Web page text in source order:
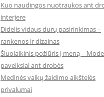
Kuo naudingos nuotraukos ant
interjere
Didelis vidaus durų pasirinkimas –
rankenos ir dizainas
Šiuolaikinis požiūris į meną –
paveikslai ant drobės
Medinės vaikų žaidimo aikštelės
privalumai